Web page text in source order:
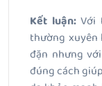
Kết luận:Với
thường xuyên
đặn nhưng
đúng cách